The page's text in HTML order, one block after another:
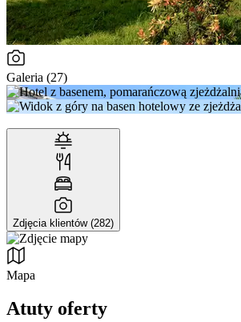
Galeria (27)
Zdjęcia klientów (282)
Mapa
Atuty oferty